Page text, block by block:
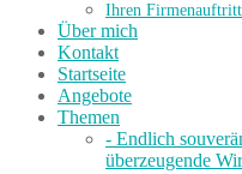
Ihren
Über mich
Kontakt
Startseite
Angebote
Themen
- Endlich
überzeugende